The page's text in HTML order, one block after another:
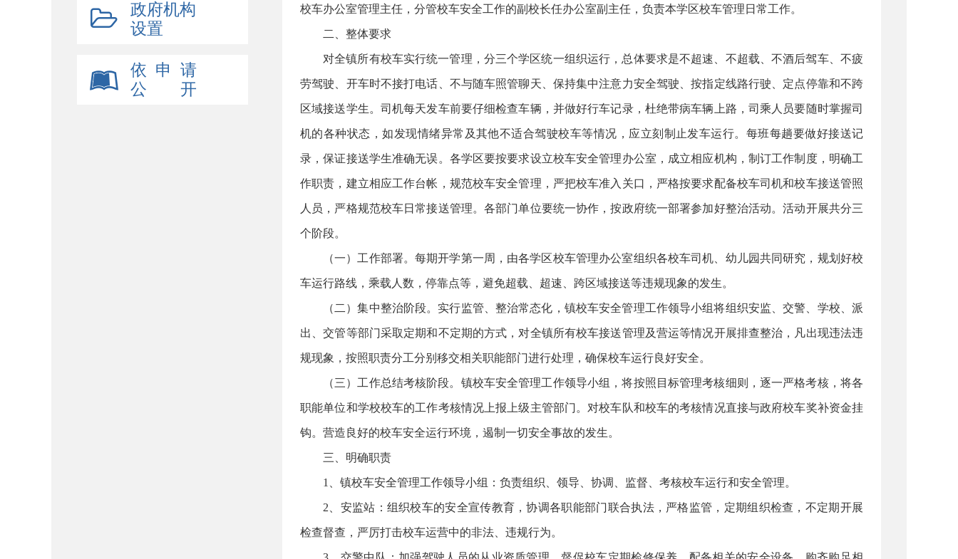
政府机构
设置
依 申 请
公 开
校车办公室管理主任，分管校车安全工作的副校长任办公室副主任，负责本学区校车管理日常工作。
二、整体要求
对全镇所有校车实行统一管理，分三个学区统一组织运行，总体要求是不超速、不超载、不酒后驾车、不疲
劳驾驶、开车时不接打电话、不与随车照管聊天、保持集中注意力安全驾驶、按指定线路行驶、定点停靠和不跨
区域接送学生。司机每天发车前要仔细检查车辆，并做好行车记录，杜绝带病车辆上路，司乘人员要随时掌握司
机的各种状态，如发现情绪异常及其他不适合驾驶校车等情况，应立刻制止发车运行。每班每趟要做好接送记
录，保证接送学生准确无误。各学区要按要求设立校车安全管理办公室，成立相应机构，制订工作制度，明确工
作职责，建立相应工作台帐，规范校车安全管理，严把校车准入关口，严格按要求配备校车司机和校车接送管照
人员，严格规范校车日常接送管理。各部门单位要统一协作，按政府统一部署参加好整治活动。活动开展共分三
个阶段。
（一）工作部署。每期开学第一周，由各学区校车管理办公室组织各校车司机、幼儿园共同研究，规划好校
车运行路线，乘载人数，停靠点等，避免超载、超速、跨区域接送等违规现象的发生。
（二）集中整治阶段。实行监管、整治常态化，镇校车安全管理工作领导小组将组织安监、交警、学校、派
出、交管等部门采取定期和不定期的方式，对全镇所有校车接送管理及营运等情况开展排查整治，凡出现违法违
规现象，按照职责分工分别移交相关职能部门进行处理，确保校车运行良好安全。
（三）工作总结考核阶段。镇校车安全管理工作领导小组，将按照目标管理考核细则，逐一严格考核，将各
职能单位和学校校车的工作考核情况上报上级主管部门。对校车队和校车的考核情况直接与政府校车奖补资金挂
钩。营造良好的校车安全运行环境，遏制一切安全事故的发生。
三、明确职责
1、镇校车安全管理工作领导小组：负责组织、领导、协调、监督、考核校车运行和安全管理。
2、安监站：组织校车的安全宣传教育，协调各职能部门联合执法，严格监管，定期组织检查，不定期开展
检查督查，严厉打击校车运营中的非法、违规行为。